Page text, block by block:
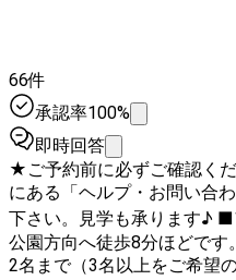
66件
承認率100%
即時回答
★ご予約前に必ずご確認く
にある「ヘルプ・お問い合
下さい。見学も承ります♪ ■アクセス 川口駅西口から西口
公園方向へ徒歩8分ほどです。 ■利用可能人数 1予約につ
2名まで（3名以上をご希望